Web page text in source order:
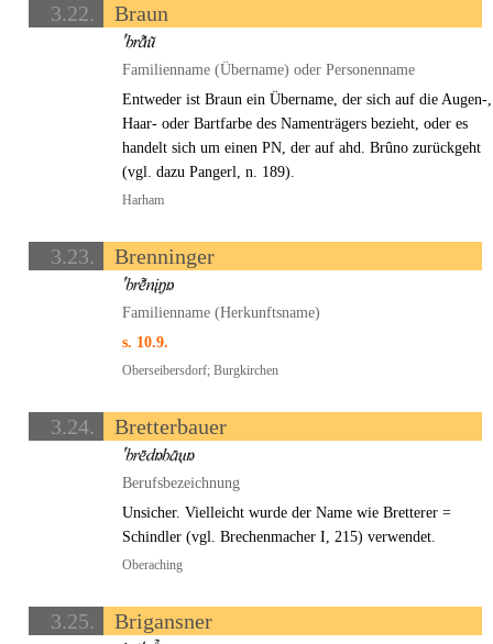
3.22. Braun
Familienname (Übername) oder Personenname
Entweder ist Braun ein Übername, der sich auf die Augen-,
Haar- oder Bartfarbe des Namenträgers bezieht, oder es
handelt sich um einen PN, der auf ahd. Brûno zurückgeht
(vgl. dazu Pangerl, n. 189).
Harham
3.23. Brenninger
Familienname (Herkunftsname)
s. 10.9.
Oberseibersdorf; Burgkirchen
3.24. Bretterbauer
Berufsbezeichnung
Unsicher. Vielleicht wurde der Name wie Bretterer =
Schindler (vgl. Brechenmacher I, 215) verwendet.
Oberaching
3.25. Brigansner